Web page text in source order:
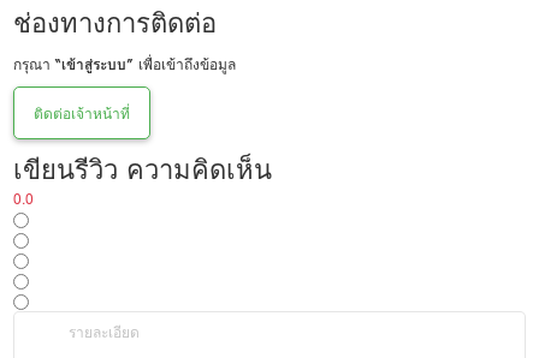
ช่องทางการติดต่อ
กรุณา“เข้าสู่ระบบ” เพื่อเข้าถึงข้อมูล
ติดต่อเจ้าหน้าที่
เขียนรีวิว ความคิดเห็น
0.0